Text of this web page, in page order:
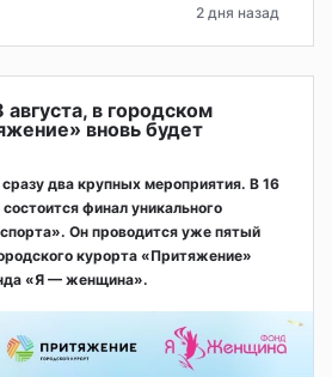
2 дня назад
августа, в городском
вновь будет
два крупных мероприятия. В 16
финал уникального
Он проводится уже пятый
курорта «Притяжение»
«Я — женщина».